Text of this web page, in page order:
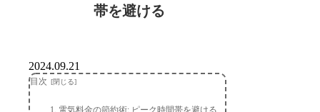
帯を避ける
2024.09.21
目次
電気料金の節約術: ピーク時間帯を避ける